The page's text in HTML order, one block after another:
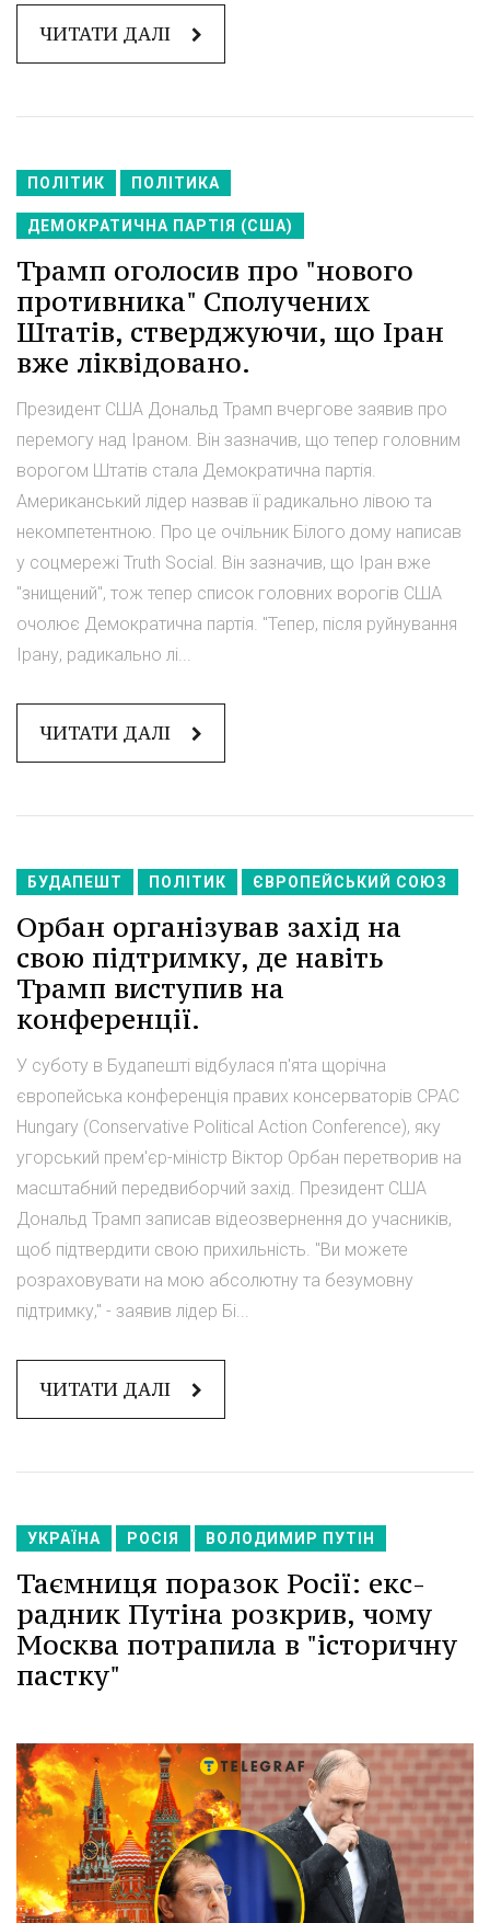
ЧИТАТИ ДАЛІ
ПОЛІТИК ПОЛІТИКА
ДЕМОКРАТИЧНА ПАРТІЯ (США)
Трамп оголосив про "нового
противника" Сполучених
Штатів, стверджуючи, що Іран
вже ліквідовано.
Президент США Дональд Трамп вчергове заявив про
перемогу над Іраном. Він зазначив, що тепер головним
ворогом Штатів стала Демократична партія.
Американський лідер назвав її радикально лівою та
некомпетентною. Про це очільник Білого дому написав
у соцмережі Truth Social. Він зазначив, що Іран вже
"знищений", тож тепер список головних ворогів США
очолює Демократична партія. "Тепер, після руйнування
Ірану, радикально лі...
ЧИТАТИ ДАЛІ
БУДАПЕШТ ПОЛІТИК ЄВРОПЕЙСЬКИЙ СОЮЗ
Орбан організував захід на
свою підтримку, де навіть
Трамп виступив на
конференції.
У суботу в Будапешті відбулася п'ята щорічна
європейська конференція правих консерваторів CPAC
Hungary (Conservative Political Action Conference), яку
угорський прем'єр-міністр Віктор Орбан перетворив на
масштабний передвиборчий захід. Президент США
Дональд Трамп записав відеозвернення до учасників,
щоб підтвердити свою прихильність. "Ви можете
розраховувати на мою абсолютну та безумовну
підтримку," - заявив лідер Бі...
ЧИТАТИ ДАЛІ
УКРАЇНА РОСІЯ ВОЛОДИМИР ПУТІН
Таємниця поразок Росії: екс-
радник Путіна розкрив, чому
Москва потрапила в "історичну
пастку"